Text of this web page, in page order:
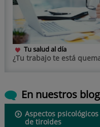
Tu salud al día
¿Tu trabajo te está
En nuestros
Aspectos
de tiroides